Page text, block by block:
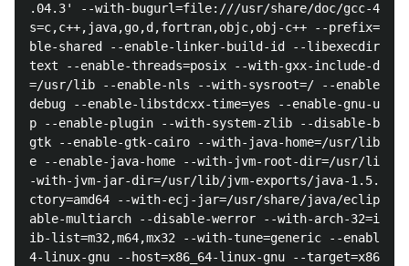
.04.3' --with-bugurl=file:///usr/share/doc/gcc-4.8/
s=c,c++,java,go,d,fortran,objc,obj-c++ --prefix=/
ble-shared --enable-linker-build-id --libexecdir=/
text --enable-threads=posix --with-gxx-include-
=/usr/lib --enable-nls --with-sysroot=/ --enable-
debug --enable-libstdcxx-time=yes --enable-gnu-
p --enable-plugin --with-system-zlib --disable-
gtk --enable-gtk-cairo --with-java-home=/usr/lib/
e --enable-java-home --with-jvm-root-dir=/usr/lib/
-with-jvm-jar-dir=/usr/lib/jvm-exports/java-1.5.0-
ctory=amd64 --with-ecj-jar=/usr/share/java/
able-multiarch --disable-werror --with-arch-
ib-list=m32,m64,mx32 --with-tune=generic --enable-
4-linux-gnu --host=x86_64-linux-gnu --